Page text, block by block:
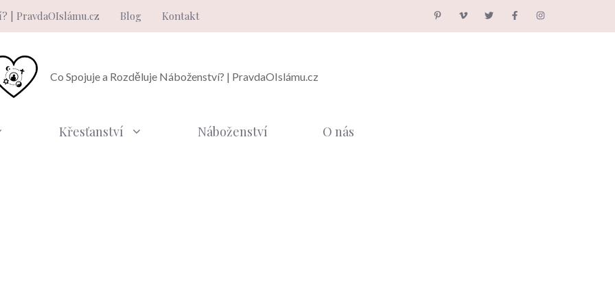
| PravdaOIslámu.cz Blog Kontakt
Co Spojuje a Rozděluje Náboženství? | PravdaOIslámu.cz
Křesťanství Náboženství O nás